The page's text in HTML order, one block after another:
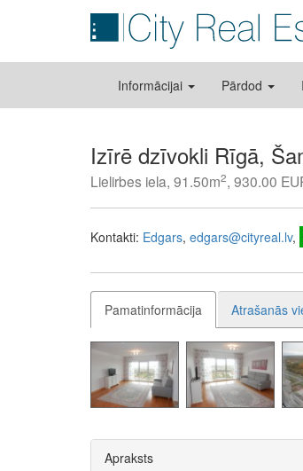
Informācijai Pārdod
Izīrē dzīvokli Rīgā,
Lielirbes iela, 91.50m2, 930.00
Kontakti: Edgars edgars@cityreal.lv
Pamatinformācija Atrašanās
Apraksts